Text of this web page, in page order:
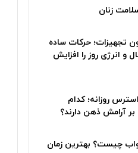
زنان
تجهیزات؛ حرکات ساده
و انرژی روز را افزایش
روزانه؛ کدام
بر آرامش ذهن دارند؟
چیست؟ بهترین زمان